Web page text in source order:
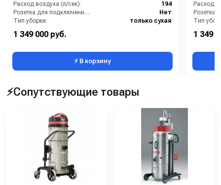
Расход воздуха (л/сек):
194
Розетка для подключения инструмента:
Нет
Тип уборки:
только сухая
Выдвижной контейнер:
1 349 000 руб.
⚡ В корзину
Расход
Тип
1 349
⚡Сопутствующие товары